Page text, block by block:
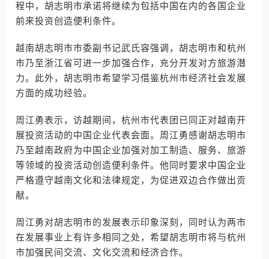
程中，胡志明市承诺将继续为包括中国在内的各国企业
前来投资创造便利条件。
越南胡志明市市委副书记武氏容强调，胡志明市和杭州
市乃至浙江省可进一步加强合作，充分开发对方旅游潜
力。此外，胡志明市希望学习借鉴杭州市经济社会发展
方面的成功经验。
周江勇表示，访越期间，杭州市代表团已同正对越南开
展投资活动的中国企业代表会面。周江勇感谢胡志明市
乃至越南政府为中国企业加强对加工制造、服务、旅游
等领域的投资活动创造便利条件。他同时要求中国企业
严格遵守越南文化和法律规定，为促进双边合作做出贡
献。
周江勇对胡志明市的发展表示印象深刻，同时认为两市
在发展事业上有许多相同之处，希望胡志明市将与杭州
市加强民间交流、文化交流和经济合作。